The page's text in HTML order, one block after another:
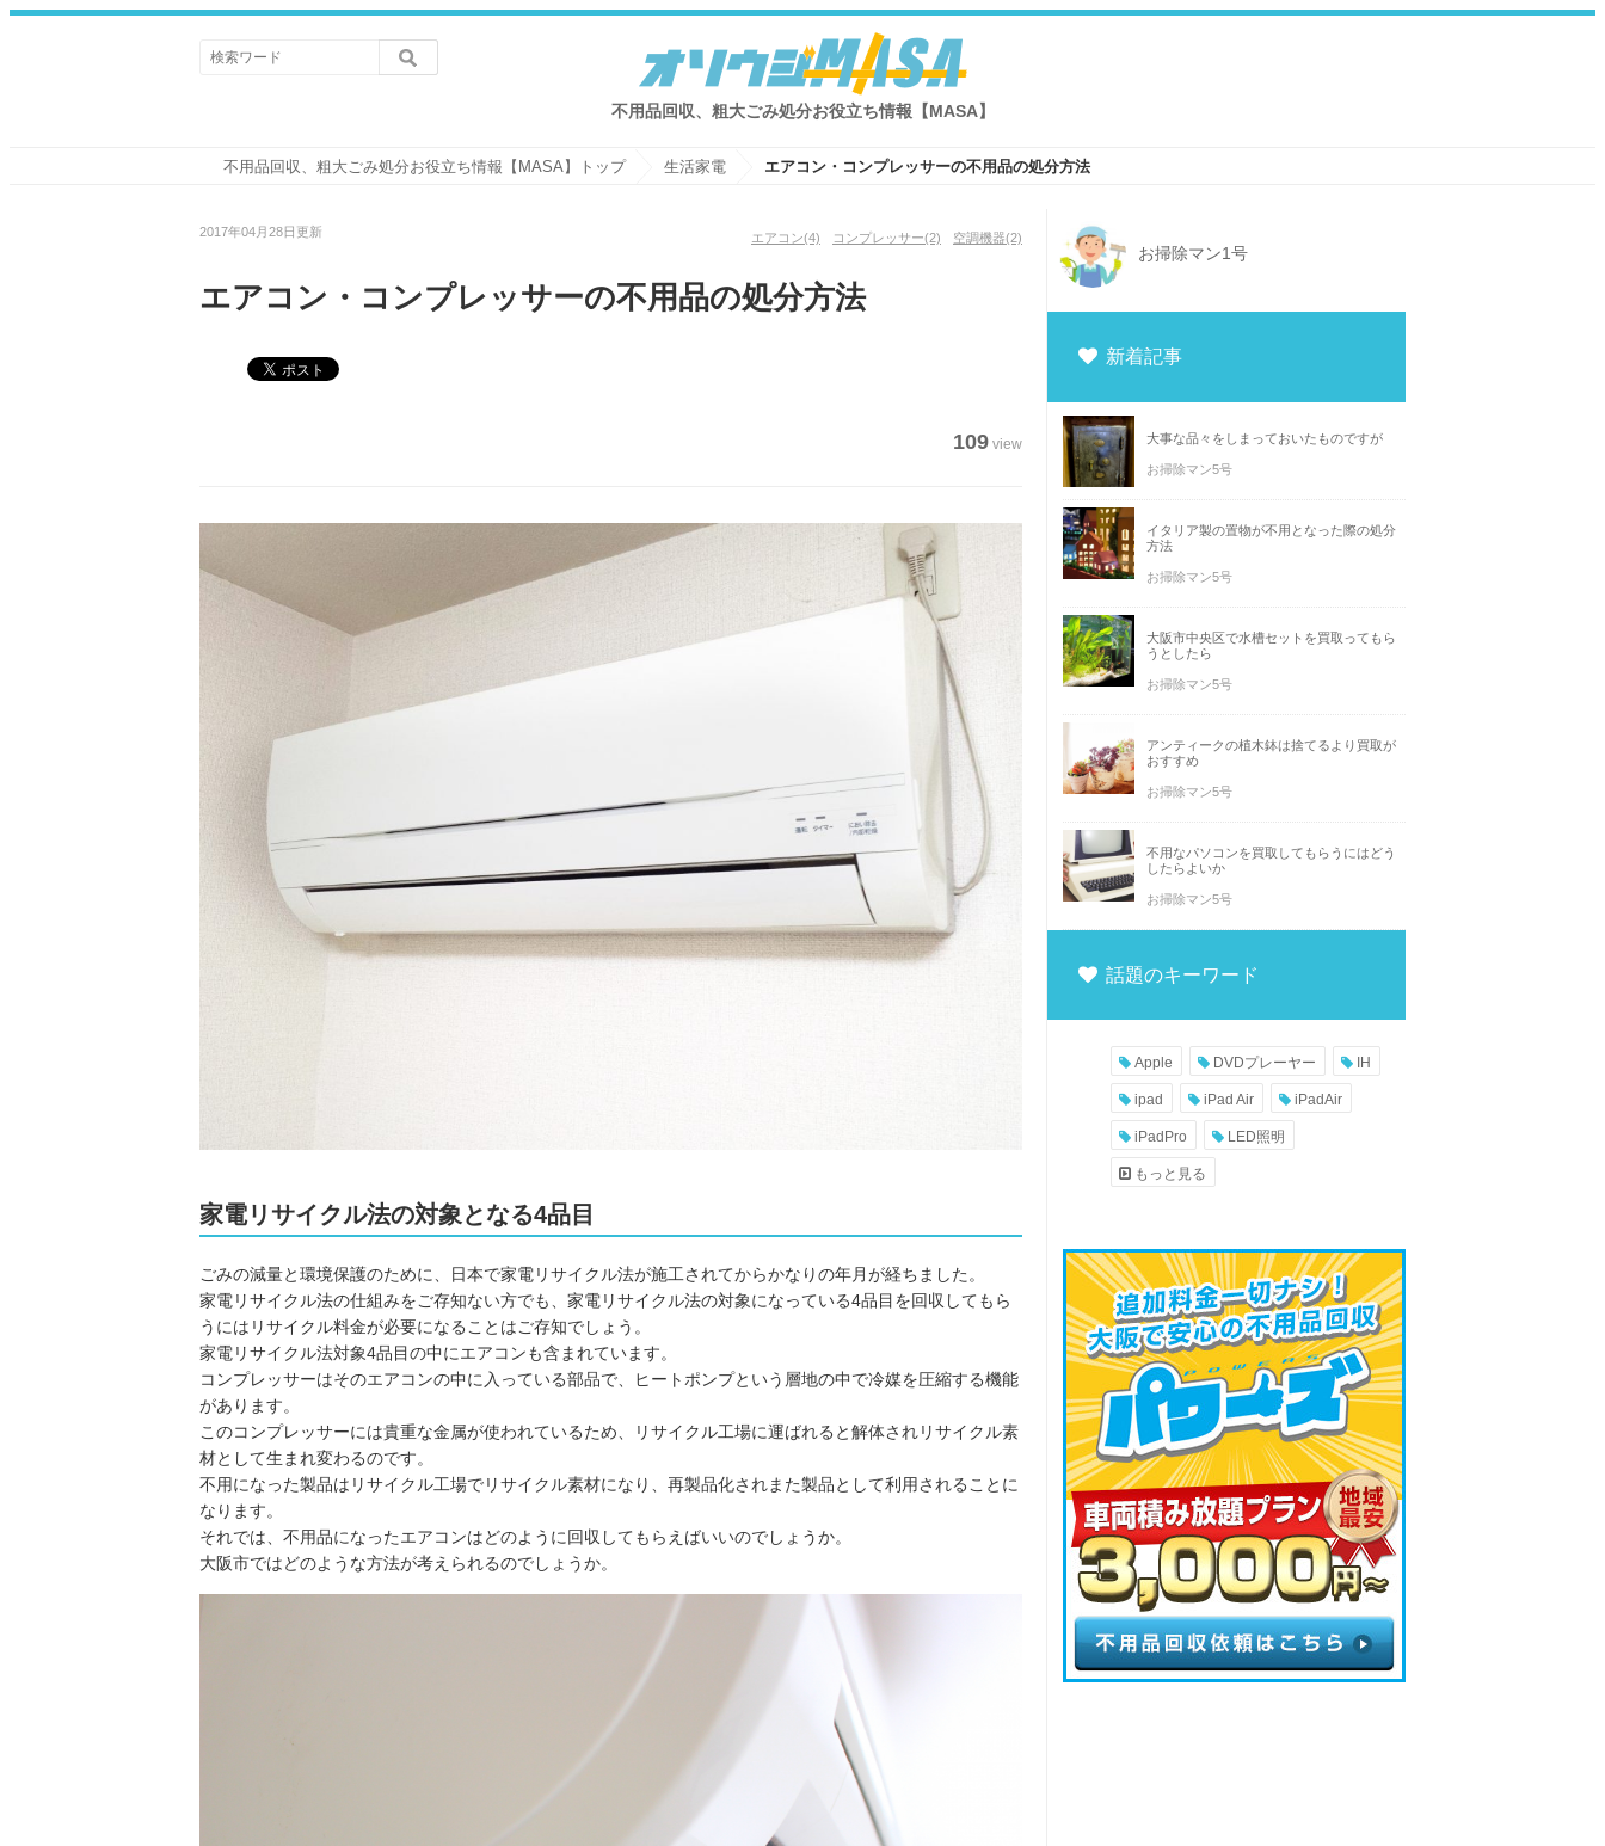
不用品回収、粗大ごみ処分お役立ち情報【MASA】
不用品回収、粗大ごみ処分お役立ち情報【MASA】トップ 生活家電 エアコン・コンプレッサーの不用品の処分方法
2017年04月28日更新 エアコン(4) コンプレッサー(2) 空調機器(2)
エアコン・コンプレッサーの不用品の処分方法
109 view
家電リサイクル法の対象となる4品目
ごみの減量と環境保護のために、日本で家電リサイクル法が施工されてからかなりの年月が経ちました。
家電リサイクル法の仕組みをご存知ない方でも、家電リサイクル法の対象になっている4品目を回収してもら
うにはリサイクル料金が必要になることはご存知でしょう。
家電リサイクル法対象4品目の中にエアコンも含まれています。
コンプレッサーはそのエアコンの中に入っている部品で、ヒートポンプという層地の中で冷媒を圧縮する機能
があります。
このコンプレッサーには貴重な金属が使われているため、リサイクル工場に運ばれると解体されリサイクル素
材として生まれ変わるのです。
不用になった製品はリサイクル工場でリサイクル素材になり、再製品化されまた製品として利用されることに
なります。
それでは、不用品になったエアコンはどのように回収してもらえばいいのでしょうか。
大阪市ではどのような方法が考えられるのでしょうか。
お掃除マン1号
新着記事
大事な品々をしまっておいたものですが
お掃除マン5号
イタリア製の置物が不用となった際の処分
方法
お掃除マン5号
大阪市中央区で水槽セットを買取ってもら
うとしたら
お掃除マン5号
アンティークの植木鉢は捨てるより買取が
おすすめ
お掃除マン5号
不用なパソコンを買取してもらうにはどう
したらよいか
お掃除マン5号
話題のキーワード
Apple DVDプレーヤー IH
ipad iPad Air iPadAir
iPadPro LED照明
もっと見る